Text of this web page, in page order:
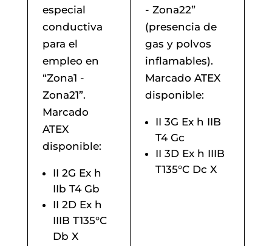
especial
conductiva
para el
empleo en
“Zona1 -
Zona21”.
Marcado
ATEX
disponible:
II 2G Ex h
IIb T4 Gb
II 2D Ex h
IIIB T135°C
Db X
- Zona22”
(presencia de
gas y polvos
inflamables).
Marcado ATEX
disponible:
II 3G Ex h IIB
T4 Gc
II 3D Ex h IIIB
T135°C Dc X